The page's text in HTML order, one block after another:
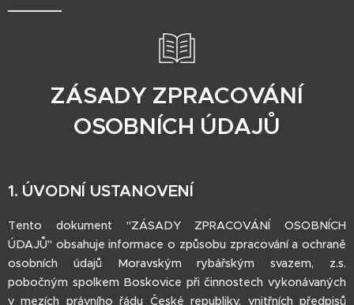
ZÁSADY ZPRACOVÁNÍ
OSOBNÍCH ÚDAJŮ
1. ÚVODNÍ USTANOVENÍ
Tento dokument "ZÁSADY ZPRACOVÁNÍ OSOBNÍCH
ÚDAJŮ" obsahuje informace o způsobu zpracování a ochraně
osobních údajů Moravským rybářským svazem, z.s.
pobočným spolkem Boskovice při činnostech vykonávaných
v mezích právního řádu České republiky, vnitřních předpisů